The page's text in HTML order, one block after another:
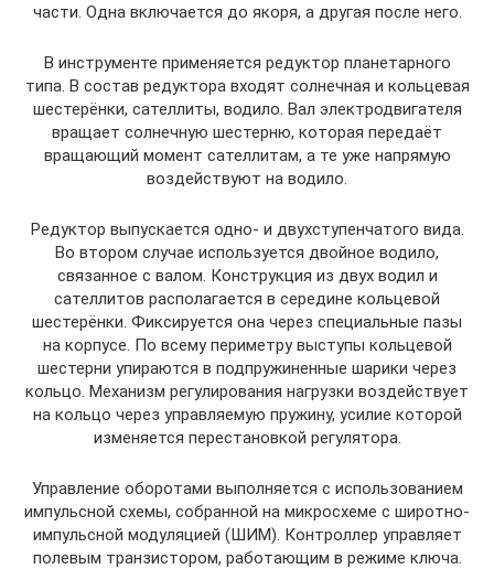
части. Одна включается до якоря, а другая после него.
В инструменте применяется редуктор планетарного
типа. В состав редуктора входят солнечная и кольцевая
шестерёнки, сателлиты, водило. Вал электродвигателя
вращает солнечную шестерню, которая передаёт
вращающий момент сателлитам, а те уже напрямую
воздействуют на водило.
Редуктор выпускается одно- и двухступенчатого вида.
Во втором случае используется двойное водило,
связанное с валом. Конструкция из двух водил и
сателлитов располагается в середине кольцевой
шестерёнки. Фиксируется она через специальные пазы
на корпусе. По всему периметру выступы кольцевой
шестерни упираются в подпружиненные шарики через
кольцо. Механизм регулирования нагрузки воздействует
на кольцо через управляемую пружину, усилие которой
изменяется перестановкой регулятора.
Управление оборотами выполняется с использованием
импульсной схемы, собранной на микросхеме с широтно-
импульсной модуляцией (ШИМ). Контроллер управляет
полевым транзистором, работающим в режиме ключа.